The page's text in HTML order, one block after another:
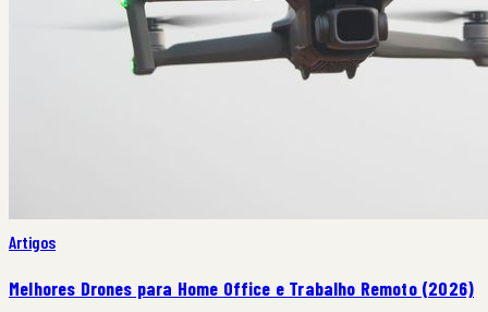
Artigos
Melhores Drones para Home Office e Trabalho Remoto (2026)